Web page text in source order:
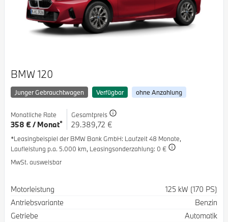
BMW 120
Junger Gebrauchtwagen Verfügbar ohne Anzahlung
Monatliche Rate
358 € / Monat*
Gesamtpreis
29.389,72 €
*Leasingbeispiel der BMW Bank GmbH: Laufzeit 48 Monate,
Laufleistung p.a. 5.000 km, Leasingsonderzahlung: 0 €
MwSt. ausweisbar
Spezifikation
Motorleistung
125 kW (170 PS)
Antriebsvariante
Benzin
Getriebe
Automatik